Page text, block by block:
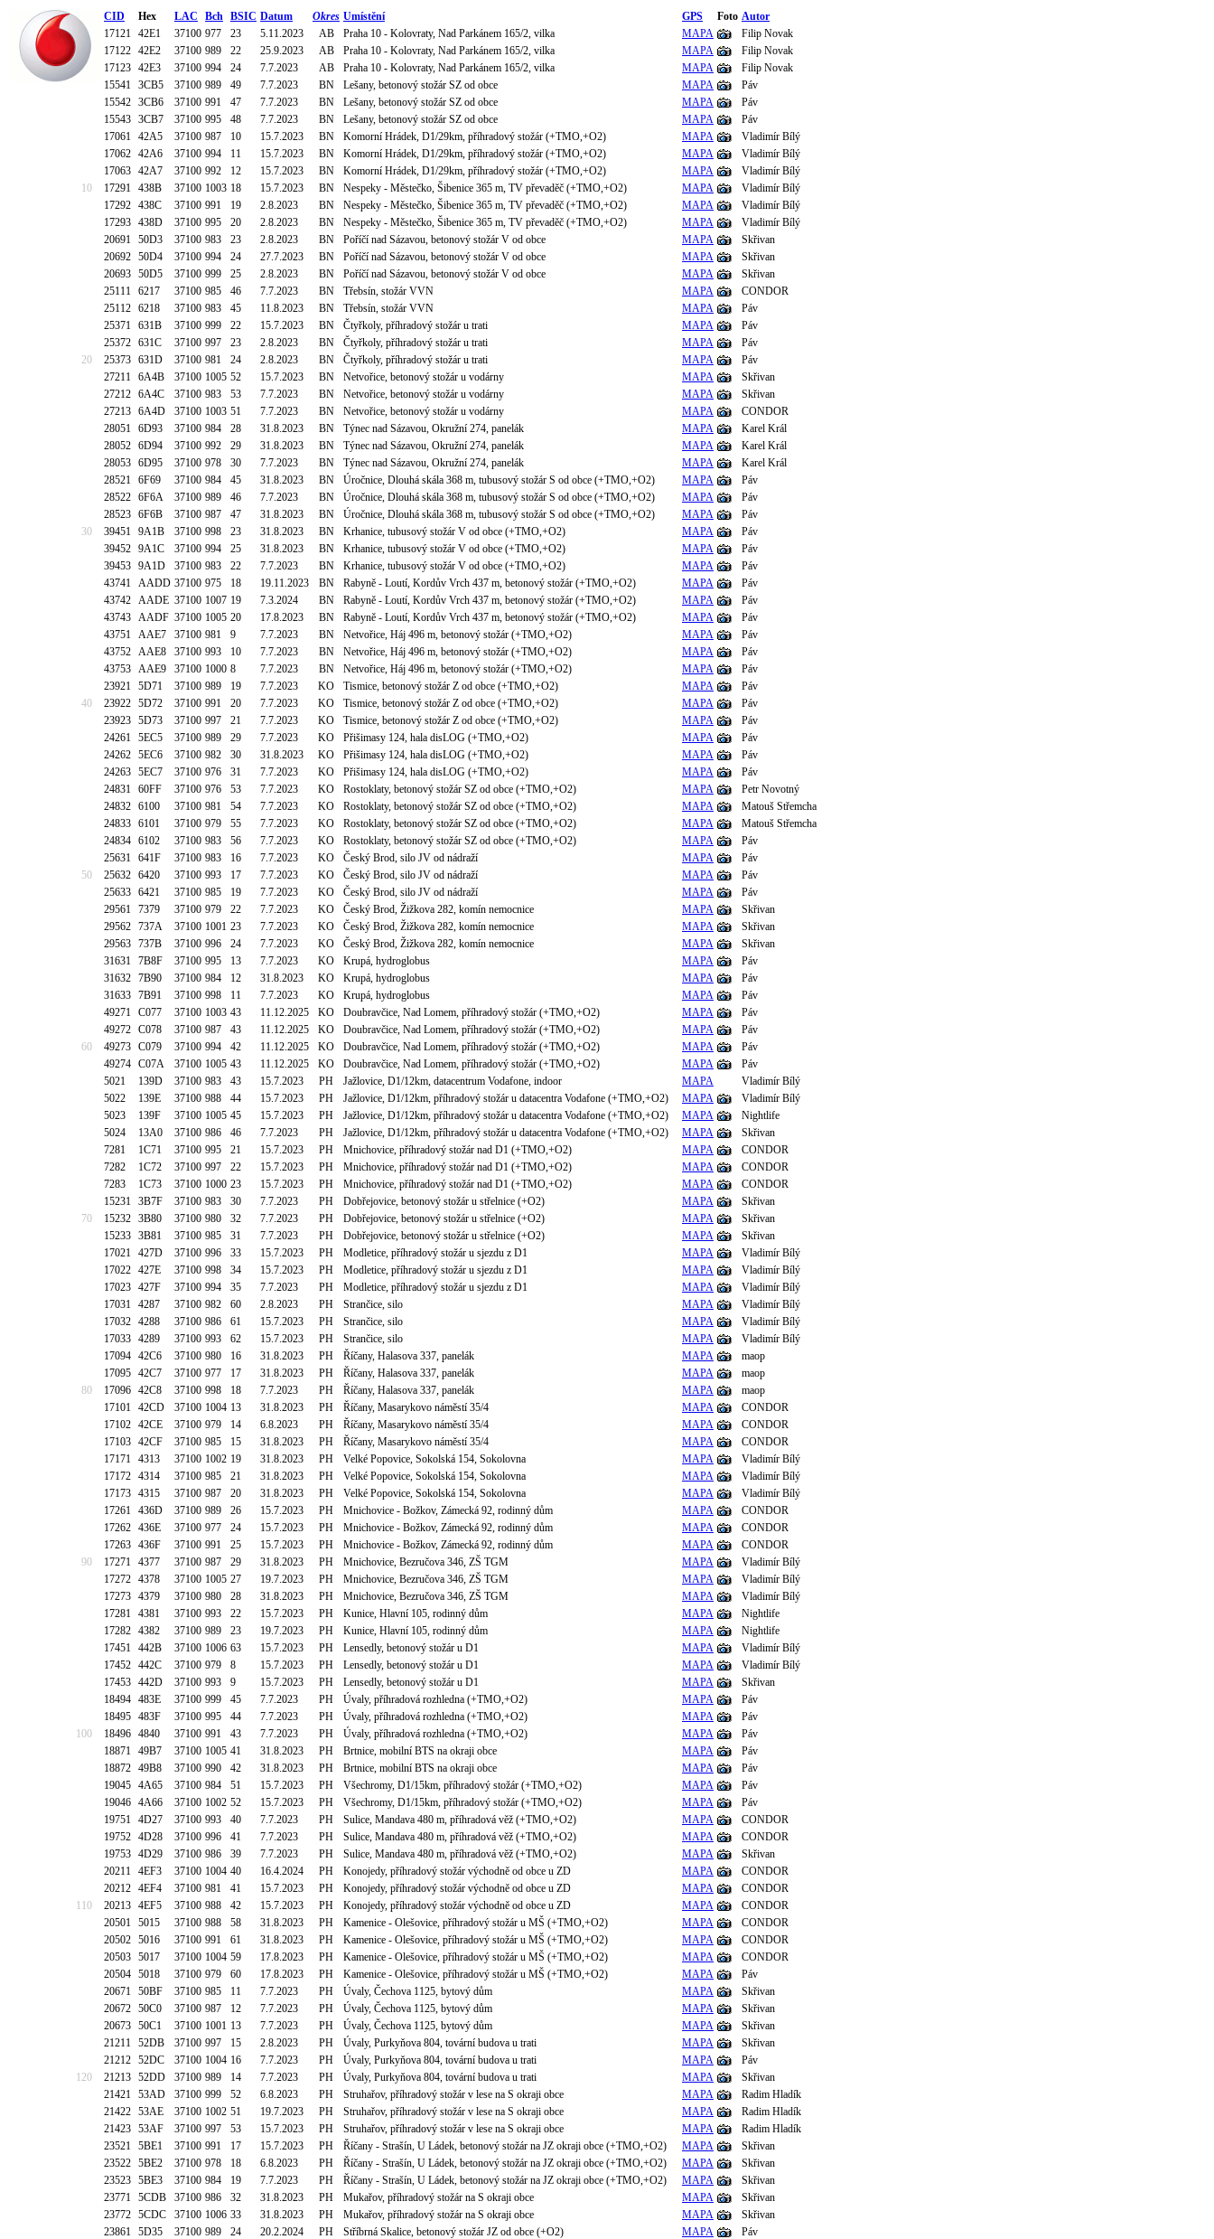
CID Hex LAC Bch BSIC Datum Okres Umístění GPS Foto Autor
17121 42E1 37100 977 23 5.11.2023 AB Praha 10 - Kolovraty, Nad Parkánem 165/2, vilka MAPA
Filip Novak
17122 42E2 37100 989 22 25.9.2023 AB Praha 10 - Kolovraty, Nad Parkánem 165/2, vilka MAPA
Filip Novak
17123 42E3 37100 994 24 7.7.2023 AB Praha 10 - Kolovraty, Nad Parkánem 165/2, vilka MAPA
Filip Novak
15541 3CB5 37100 989 49 7.7.2023 BN Lešany, betonový stožár SZ od obce MAPA
Páv
15542 3CB6 37100 991 47 7.7.2023 BN Lešany, betonový stožár SZ od obce MAPA
Páv
15543 3CB7 37100 995 48 7.7.2023 BN Lešany, betonový stožár SZ od obce MAPA
Páv
17061 42A5 37100 987 10 15.7.2023 BN Komorní Hrádek, D1/29km, příhradový stožár (+TMO,+O2) MAPA
Vladimír Bílý
17062 42A6 37100 994 11 15.7.2023 BN Komorní Hrádek, D1/29km, příhradový stožár (+TMO,+O2) MAPA
Vladimír Bílý
17063 42A7 37100 992 12 15.7.2023 BN Komorní Hrádek, D1/29km, příhradový stožár (+TMO,+O2) MAPA
Vladimír Bílý
10
17291 438B 37100 1003 18 15.7.2023 BN Nespeky - Městečko, Šibenice 365 m, TV převaděč (+TMO,+O2) MAPA
Vladimír Bílý
17292 438C 37100 991 19 2.8.2023 BN Nespeky - Městečko, Šibenice 365 m, TV převaděč (+TMO,+O2) MAPA
Vladimír Bílý
17293 438D 37100 995 20 2.8.2023 BN Nespeky - Městečko, Šibenice 365 m, TV převaděč (+TMO,+O2) MAPA
Vladimír Bílý
20691 50D3 37100 983 23 2.8.2023 BN Poříčí nad Sázavou, betonový stožár V od obce MAPA
Skřivan
20692 50D4 37100 994 24 27.7.2023 BN Poříčí nad Sázavou, betonový stožár V od obce MAPA
Skřivan
20693 50D5 37100 999 25 2.8.2023 BN Poříčí nad Sázavou, betonový stožár V od obce MAPA
Skřivan
25111 6217 37100 985 46 7.7.2023 BN Třebsín, stožár VVN MAPA
CONDOR
25112 6218 37100 983 45 11.8.2023 BN Třebsín, stožár VVN MAPA
Páv
25371 631B 37100 999 22 15.7.2023 BN Čtyřkoly, příhradový stožár u trati MAPA
Páv
25372 631C 37100 997 23 2.8.2023 BN Čtyřkoly, příhradový stožár u trati MAPA
Páv
20
25373 631D 37100 981 24 2.8.2023 BN Čtyřkoly, příhradový stožár u trati MAPA
Páv
27211 6A4B 37100 1005 52 15.7.2023 BN Netvořice, betonový stožár u vodárny MAPA
Skřivan
27212 6A4C 37100 983 53 7.7.2023 BN Netvořice, betonový stožár u vodárny MAPA
Skřivan
27213 6A4D 37100 1003 51 7.7.2023 BN Netvořice, betonový stožár u vodárny MAPA
CONDOR
28051 6D93 37100 984 28 31.8.2023 BN Týnec nad Sázavou, Okružní 274, panelák MAPA
Karel Král
28052 6D94 37100 992 29 31.8.2023 BN Týnec nad Sázavou, Okružní 274, panelák MAPA
Karel Král
28053 6D95 37100 978 30 7.7.2023 BN Týnec nad Sázavou, Okružní 274, panelák MAPA
Karel Král
28521 6F69 37100 984 45 31.8.2023 BN Úročnice, Dlouhá skála 368 m, tubusový stožár S od obce (+TMO,+O2) MAPA
Páv
28522 6F6A 37100 989 46 7.7.2023 BN Úročnice, Dlouhá skála 368 m, tubusový stožár S od obce (+TMO,+O2) MAPA
Páv
28523 6F6B 37100 987 47 31.8.2023 BN Úročnice, Dlouhá skála 368 m, tubusový stožár S od obce (+TMO,+O2) MAPA
Páv
30
39451 9A1B 37100 998 23 31.8.2023 BN Krhanice, tubusový stožár V od obce (+TMO,+O2) MAPA
Páv
39452 9A1C 37100 994 25 31.8.2023 BN Krhanice, tubusový stožár V od obce (+TMO,+O2) MAPA
Páv
39453 9A1D 37100 983 22 7.7.2023 BN Krhanice, tubusový stožár V od obce (+TMO,+O2) MAPA
Páv
43741 AADD 37100 975 18 19.11.2023 BN Rabyně - Loutí, Kordův Vrch 437 m, betonový stožár (+TMO,+O2) MAPA
Páv
43742 AADE 37100 1007 19 7.3.2024 BN Rabyně - Loutí, Kordův Vrch 437 m, betonový stožár (+TMO,+O2) MAPA
Páv
43743 AADF 37100 1005 20 17.8.2023 BN Rabyně - Loutí, Kordův Vrch 437 m, betonový stožár (+TMO,+O2) MAPA
Páv
43751 AAE7 37100 981 9 7.7.2023 BN Netvořice, Háj 496 m, betonový stožár (+TMO,+O2) MAPA
Páv
43752 AAE8 37100 993 10 7.7.2023 BN Netvořice, Háj 496 m, betonový stožár (+TMO,+O2) MAPA
Páv
43753 AAE9 37100 1000 8 7.7.2023 BN Netvořice, Háj 496 m, betonový stožár (+TMO,+O2) MAPA
Páv
23921 5D71 37100 989 19 7.7.2023 KO Tismice, betonový stožár Z od obce (+TMO,+O2) MAPA
Páv
40
23922 5D72 37100 991 20 7.7.2023 KO Tismice, betonový stožár Z od obce (+TMO,+O2) MAPA
Páv
23923 5D73 37100 997 21 7.7.2023 KO Tismice, betonový stožár Z od obce (+TMO,+O2) MAPA
Páv
24261 5EC5 37100 989 29 7.7.2023 KO Přišimasy 124, hala disLOG (+TMO,+O2) MAPA
Páv
24262 5EC6 37100 982 30 31.8.2023 KO Přišimasy 124, hala disLOG (+TMO,+O2) MAPA
Páv
24263 5EC7 37100 976 31 7.7.2023 KO Přišimasy 124, hala disLOG (+TMO,+O2) MAPA
Páv
24831 60FF 37100 976 53 7.7.2023 KO Rostoklaty, betonový stožár SZ od obce (+TMO,+O2) MAPA
Petr Novotný
24832 6100 37100 981 54 7.7.2023 KO Rostoklaty, betonový stožár SZ od obce (+TMO,+O2) MAPA
Matouš Střemcha
24833 6101 37100 979 55 7.7.2023 KO Rostoklaty, betonový stožár SZ od obce (+TMO,+O2) MAPA
Matouš Střemcha
24834 6102 37100 983 56 7.7.2023 KO Rostoklaty, betonový stožár SZ od obce (+TMO,+O2) MAPA
Páv
25631 641F 37100 983 16 7.7.2023 KO Český Brod, silo JV od nádraží MAPA
Páv
50
25632 6420 37100 993 17 7.7.2023 KO Český Brod, silo JV od nádraží MAPA
Páv
25633 6421 37100 985 19 7.7.2023 KO Český Brod, silo JV od nádraží MAPA
Páv
29561 7379 37100 979 22 7.7.2023 KO Český Brod, Žižkova 282, komín nemocnice MAPA
Skřivan
29562 737A 37100 1001 23 7.7.2023 KO Český Brod, Žižkova 282, komín nemocnice MAPA
Skřivan
29563 737B 37100 996 24 7.7.2023 KO Český Brod, Žižkova 282, komín nemocnice MAPA
Skřivan
31631 7B8F 37100 995 13 7.7.2023 KO Krupá, hydroglobus MAPA
Páv
31632 7B90 37100 984 12 31.8.2023 KO Krupá, hydroglobus MAPA
Páv
31633 7B91 37100 998 11 7.7.2023 KO Krupá, hydroglobus MAPA
Páv
49271 C077 37100 1003 43 11.12.2025 KO Doubravčice, Nad Lomem, příhradový stožár (+TMO,+O2) MAPA
Páv
49272 C078 37100 987 43 11.12.2025 KO Doubravčice, Nad Lomem, příhradový stožár (+TMO,+O2) MAPA
Páv
60
49273 C079 37100 994 42 11.12.2025 KO Doubravčice, Nad Lomem, příhradový stožár (+TMO,+O2) MAPA
Páv
49274 C07A 37100 1005 43 11.12.2025 KO Doubravčice, Nad Lomem, příhradový stožár (+TMO,+O2) MAPA
Páv
5021
139D 37100 983 43 15.7.2023 PH Jažlovice, D1/12km, datacentrum Vodafone, indoor MAPA
Vladimír Bílý
5022
139E 37100 988 44 15.7.2023 PH Jažlovice, D1/12km, příhradový stožár u datacentra Vodafone (+TMO,+O2) MAPA
Vladimír Bílý
5023
139F 37100 1005 45 15.7.2023 PH Jažlovice, D1/12km, příhradový stožár u datacentra Vodafone (+TMO,+O2) MAPA
Nightlife
5024
13A0 37100 986 46 7.7.2023 PH Jažlovice, D1/12km, příhradový stožár u datacentra Vodafone (+TMO,+O2) MAPA
Skřivan
7281
1C71 37100 995 21 15.7.2023 PH Mnichovice, příhradový stožár nad D1 (+TMO,+O2) MAPA
CONDOR
7282
1C72 37100 997 22 15.7.2023 PH Mnichovice, příhradový stožár nad D1 (+TMO,+O2) MAPA
CONDOR
7283
1C73 37100 1000 23 15.7.2023 PH Mnichovice, příhradový stožár nad D1 (+TMO,+O2) MAPA
CONDOR
15231 3B7F 37100 983 30 7.7.2023 PH Dobřejovice, betonový stožár u střelnice (+O2) MAPA
Skřivan
70
15232 3B80 37100 980 32 7.7.2023 PH Dobřejovice, betonový stožár u střelnice (+O2) MAPA
Skřivan
15233 3B81 37100 985 31 7.7.2023 PH Dobřejovice, betonový stožár u střelnice (+O2) MAPA
Skřivan
17021 427D 37100 996 33 15.7.2023 PH Modletice, příhradový stožár u sjezdu z D1 MAPA
Vladimír Bílý
17022 427E 37100 998 34 15.7.2023 PH Modletice, příhradový stožár u sjezdu z D1 MAPA
Vladimír Bílý
17023 427F 37100 994 35 7.7.2023 PH Modletice, příhradový stožár u sjezdu z D1 MAPA
Vladimír Bílý
17031 4287 37100 982 60 2.8.2023 PH Strančice, silo MAPA
Vladimír Bílý
17032 4288 37100 986 61 15.7.2023 PH Strančice, silo MAPA
Vladimír Bílý
17033 4289 37100 993 62 15.7.2023 PH Strančice, silo MAPA
Vladimír Bílý
17094 42C6 37100 980 16 31.8.2023 PH Říčany, Halasova 337, panelák MAPA
maop
17095 42C7 37100 977 17 31.8.2023 PH Říčany, Halasova 337, panelák MAPA
maop
80
17096 42C8 37100 998 18 7.7.2023 PH Říčany, Halasova 337, panelák MAPA
maop
17101 42CD 37100 1004 13 31.8.2023 PH Říčany, Masarykovo náměstí 35/4 MAPA
CONDOR
17102 42CE 37100 979 14 6.8.2023 PH Říčany, Masarykovo náměstí 35/4 MAPA
CONDOR
17103 42CF 37100 985 15 31.8.2023 PH Říčany, Masarykovo náměstí 35/4 MAPA
CONDOR
17171 4313 37100 1002 19 31.8.2023 PH Velké Popovice, Sokolská 154, Sokolovna MAPA
Vladimír Bílý
17172 4314 37100 985 21 31.8.2023 PH Velké Popovice, Sokolská 154, Sokolovna MAPA
Vladimír Bílý
17173 4315 37100 987 20 31.8.2023 PH Velké Popovice, Sokolská 154, Sokolovna MAPA
Vladimír Bílý
17261 436D 37100 989 26 15.7.2023 PH Mnichovice - Božkov, Zámecká 92, rodinný dům MAPA
CONDOR
17262 436E 37100 977 24 15.7.2023 PH Mnichovice - Božkov, Zámecká 92, rodinný dům MAPA
CONDOR
17263 436F 37100 991 25 15.7.2023 PH Mnichovice - Božkov, Zámecká 92, rodinný dům MAPA
CONDOR
90
17271 4377 37100 987 29 31.8.2023 PH Mnichovice, Bezručova 346, ZŠ TGM MAPA
Vladimír Bílý
17272 4378 37100 1005 27 19.7.2023 PH Mnichovice, Bezručova 346, ZŠ TGM MAPA
Vladimír Bílý
17273 4379 37100 980 28 31.8.2023 PH Mnichovice, Bezručova 346, ZŠ TGM MAPA
Vladimír Bílý
17281 4381 37100 993 22 15.7.2023 PH Kunice, Hlavní 105, rodinný dům MAPA
Nightlife
17282 4382 37100 989 23 19.7.2023 PH Kunice, Hlavní 105, rodinný dům MAPA
Nightlife
17451 442B 37100 1006 63 15.7.2023 PH Lensedly, betonový stožár u D1 MAPA
Vladimír Bílý
17452 442C 37100 979 8 15.7.2023 PH Lensedly, betonový stožár u D1 MAPA
Vladimír Bílý
17453 442D 37100 993 9 15.7.2023 PH Lensedly, betonový stožár u D1 MAPA
Skřivan
18494 483E 37100 999 45 7.7.2023 PH Úvaly, příhradová rozhledna (+TMO,+O2) MAPA
Páv
18495 483F 37100 995 44 7.7.2023 PH Úvaly, příhradová rozhledna (+TMO,+O2) MAPA
Páv
100
18496 4840 37100 991 43 7.7.2023 PH Úvaly, příhradová rozhledna (+TMO,+O2) MAPA
Páv
18871 49B7 37100 1005 41 31.8.2023 PH Brtnice, mobilní BTS na okraji obce MAPA
Páv
18872 49B8 37100 990 42 31.8.2023 PH Brtnice, mobilní BTS na okraji obce MAPA
Páv
19045 4A65 37100 984 51 15.7.2023 PH Všechromy, D1/15km, příhradový stožár (+TMO,+O2) MAPA
Páv
19046 4A66 37100 1002 52 15.7.2023 PH Všechromy, D1/15km, příhradový stožár (+TMO,+O2) MAPA
Páv
19751 4D27 37100 993 40 7.7.2023 PH Sulice, Mandava 480 m, příhradová věž (+TMO,+O2) MAPA
CONDOR
19752 4D28 37100 996 41 7.7.2023 PH Sulice, Mandava 480 m, příhradová věž (+TMO,+O2) MAPA
CONDOR
19753 4D29 37100 986 39 7.7.2023 PH Sulice, Mandava 480 m, příhradová věž (+TMO,+O2) MAPA
Skřivan
20211 4EF3 37100 1004 40 16.4.2024 PH Konojedy, příhradový stožár východně od obce u ZD MAPA
CONDOR
20212 4EF4 37100 981 41 15.7.2023 PH Konojedy, příhradový stožár východně od obce u ZD MAPA
CONDOR
110
20213 4EF5 37100 988 42 15.7.2023 PH Konojedy, příhradový stožár východně od obce u ZD MAPA
CONDOR
20501 5015 37100 988 58 31.8.2023 PH Kamenice - Olešovice, příhradový stožár u MŠ (+TMO,+O2) MAPA
CONDOR
20502 5016 37100 991 61 31.8.2023 PH Kamenice - Olešovice, příhradový stožár u MŠ (+TMO,+O2) MAPA
CONDOR
20503 5017 37100 1004 59 17.8.2023 PH Kamenice - Olešovice, příhradový stožár u MŠ (+TMO,+O2) MAPA
CONDOR
20504 5018 37100 979 60 17.8.2023 PH Kamenice - Olešovice, příhradový stožár u MŠ (+TMO,+O2) MAPA
Páv
20671 50BF 37100 985 11 7.7.2023 PH Úvaly, Čechova 1125, bytový dům MAPA
Skřivan
20672 50C0 37100 987 12 7.7.2023 PH Úvaly, Čechova 1125, bytový dům MAPA
Skřivan
20673 50C1 37100 1001 13 7.7.2023 PH Úvaly, Čechova 1125, bytový dům MAPA
Skřivan
21211 52DB 37100 997 15 2.8.2023 PH Úvaly, Purkyňova 804, tovární budova u trati MAPA
Skřivan
21212 52DC 37100 1004 16 7.7.2023 PH Úvaly, Purkyňova 804, tovární budova u trati MAPA
Páv
120
21213 52DD 37100 989 14 7.7.2023 PH Úvaly, Purkyňova 804, tovární budova u trati MAPA
Skřivan
21421 53AD 37100 999 52 6.8.2023 PH Struhařov, příhradový stožár v lese na S okraji obce MAPA
Radim Hladík
21422 53AE 37100 1002 51 19.7.2023 PH Struhařov, příhradový stožár v lese na S okraji obce MAPA
Radim Hladík
21423 53AF 37100 997 53 15.7.2023 PH Struhařov, příhradový stožár v lese na S okraji obce MAPA
Radim Hladík
23521 5BE1 37100 991 17 15.7.2023 PH Říčany - Strašín, U Ládek, betonový stožár na JZ okraji obce (+TMO,+O2) MAPA
Skřivan
23522 5BE2 37100 978 18 6.8.2023 PH Říčany - Strašín, U Ládek, betonový stožár na JZ okraji obce (+TMO,+O2) MAPA
Skřivan
23523 5BE3 37100 984 19 7.7.2023 PH Říčany - Strašín, U Ládek, betonový stožár na JZ okraji obce (+TMO,+O2) MAPA
Skřivan
23771 5CDB 37100 986 32 31.8.2023 PH Mukařov, příhradový stožár na S okraji obce MAPA
Skřivan
23772 5CDC 37100 1006 33 31.8.2023 PH Mukařov, příhradový stožár na S okraji obce MAPA
Skřivan
23861 5D35 37100 989 24 20.2.2024 PH Stříbrná Skalice, betonový stožár JZ od obce (+O2) MAPA
Páv